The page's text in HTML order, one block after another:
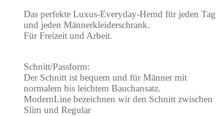
Das perfekte Luxus-Everyday-Hemd für jeden Tag
und jeden Männerkleiderschrank.
Für Freizeit und Arbeit.
Schnitt/Passform:
Der Schnitt ist bequem und für Männer mit
normalem bis leichtem Bauchansatz.
ModernLine bezeichnen wir den Schnitt zwischen
Slim und Regular